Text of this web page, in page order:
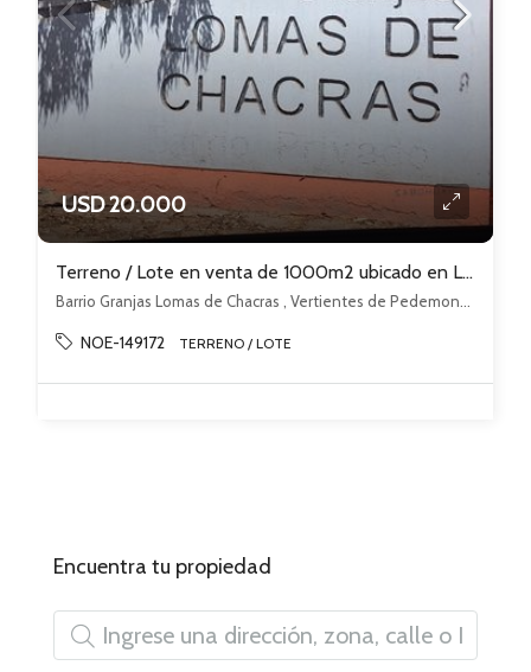
USD 20.000
Terreno / Lote en venta de 1000m2 ubicado en Luján de Cuyo
NOE-149172 TERRENO / LOTE
Encuentra tu propiedad